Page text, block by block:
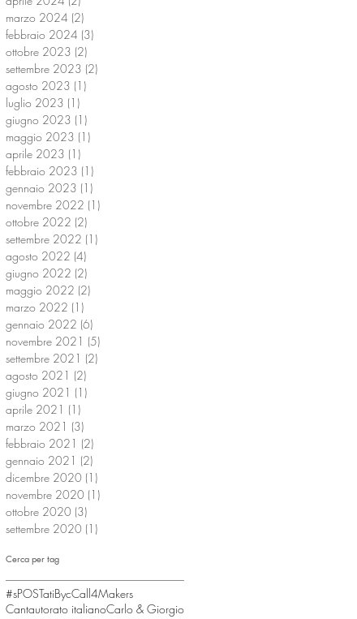
marzo 2024 (2)
febbraio 2024 (3)
ottobre 2023 (2)
settembre 2023 (2)
agosto 2023 (1)
luglio 2023 (1)
giugno 2023 (1)
maggio 2023 (1)
aprile 2023 (1)
febbraio 2023 (1)
gennaio 2023 (1)
novembre 2022 (1)
ottobre 2022 (2)
settembre 2022 (1)
agosto 2022 (4)
giugno 2022 (2)
maggio 2022 (2)
marzo 2022 (1)
gennaio 2022 (6)
novembre 2021 (5)
settembre 2021 (2)
agosto 2021 (2)
giugno 2021 (1)
aprile 2021 (1)
marzo 2021 (3)
febbraio 2021 (2)
gennaio 2021 (2)
dicembre 2020 (1)
novembre 2020 (1)
ottobre 2020 (3)
settembre 2020 (1)
Cerca per tag
#sPOSTatiBycCall4Makers
Cantautorato italianoCarlo & Giorgio